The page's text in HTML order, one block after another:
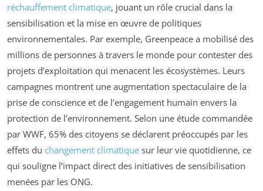
réchauffement climatique, jouant un rôle crucial dans la
sensibilisation et la mise en œuvre de politiques
environnementales. Par exemple, Greenpeace a mobilisé des
millions de personnes à travers le monde pour contester des
projets d’exploitation qui menacent les écosystèmes. Leurs
campagnes montrent une augmentation spectaculaire de la
prise de conscience et de l’engagement humain envers la
protection de l’environnement. Selon une étude commandée
par WWF, 65% des citoyens se déclarent préoccupés par les
effets du changement climatique sur leur vie quotidienne, ce
qui souligne l’impact direct des initiatives de sensibilisation
menées par les ONG.